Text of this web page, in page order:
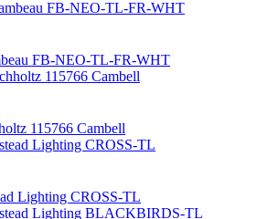
FB-NEO-TL-FR-WHT
115766 Cambell
Lighting CROSS-TL